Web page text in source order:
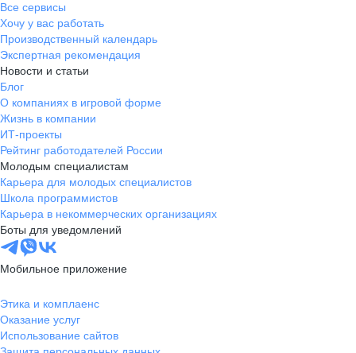
Все сервисы
Хочу у вас работать
Производственный календарь
Экспертная рекомендация
Новости и статьи
Блог
О компаниях в игровой форме
Жизнь в компании
ИТ-проекты
Рейтинг работодателей России
Молодым специалистам
Карьера для молодых специалистов
Школа программистов
Карьера в некоммерческих организациях
Боты для уведомлений
Мобильное приложение
Этика и комплаенс
Оказание услуг
Использование сайтов